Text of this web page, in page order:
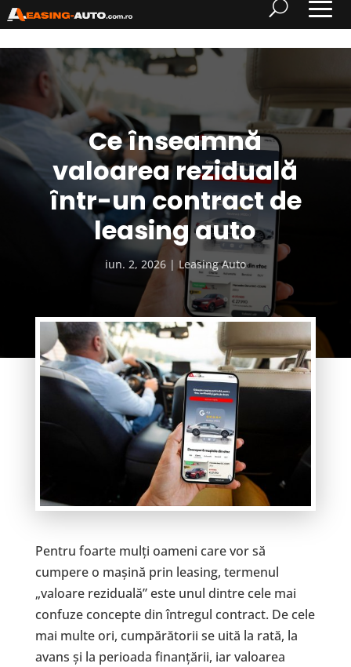
Ce înseamnă
valoarea reziduală
într-un contract de
leasing auto
iun. 2, 2026 Leasing Auto
Pentru foarte mulți oameni care vor să
cumpere o mașină prin leasing, termenul
„valoare reziduală” este unul dintre cele mai
confuze concepte din întregul contract. De cele
mai multe ori, cumpărătorii se uită la rată, la
avans și la perioada finanțării, iar valoarea